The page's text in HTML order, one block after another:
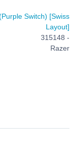
Switch) [Swiss
Layout]
315148 -
Razer